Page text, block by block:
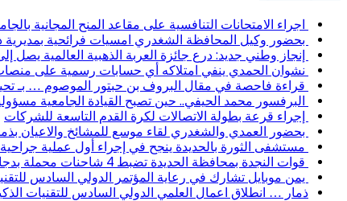
اجراء الامتحانات التنافسية على مقاعد المنح المجانية
بحضور وكيل المحافظة الشغدري امسيات فرائحية بمديرية
إنجاز وطني جديد: درع جائزة العربة الذهبية العالمية
نشوان الحمدي ينفي امتلاكه أي حسابات رسمية على
قراءة فاحصة في مقال البروف بن حبتور الموصوم … بـ
البرفسور محمد الحيفي.. حين تصبح القيادة الجامعية
إجراء قرعة بطولة الاتصالات لكرة القدم التاسعة للشركات
بحضور العمدي والشغدري لقاء موسع للمشائخ والاعيان
مستشفى الثورة بالحديدة ينجح في إجراء أول عملية
قوات النجدة بمحافظة الحديدة تضبط 4 شاحنات محملة بدجاج نافق ومصاب بالأمراض، ولحوم وأسماك تالفة وغير صالحة للاستهلاك الآدمي
يمن موبايل تشارك في رعاية المؤتمر الدولي السادس
ذمار … انطلاق اعمال العلمي الدولي السادس للتقنيات